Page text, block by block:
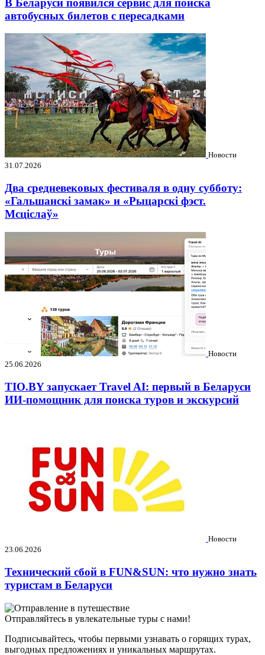
автобусных билетов с пересадками
Новости
31.07.2026
Два средневековых фестиваля в одну субботу:
«Гальшанскі замак» и «Рыцарскі фэст.
Мсціслаў»
Новости
25.06.2026
TIO.BY запускает Travel AI: первый в Беларуси
ИИ-помощник для поиска туров и экскурсий
Новости
23.06.2026
Технический сбой в FUN&SUN: что нужно знать
туристам в Беларуси
Отправляйтесь в увлекательные туры с нами!
Подписывайтесь, чтобы первыми узнавать о горящих турах,
выгодных предложениях и уникальных маршрутах.